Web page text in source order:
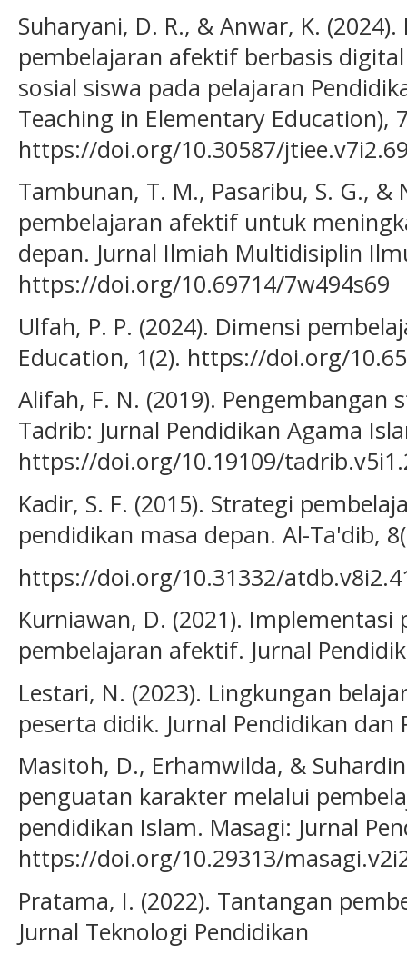
Suharyani, D. R., & Anwar, K.
pembelajaran afektif berbasis
sosial siswa pada pelajaran
Teaching in Elementary Education),
https://doi.org/10.30587/
Tambunan, T. M., Pasaribu, S. G., &
pembelajaran afektif untuk
depan. Jurnal Ilmiah Multidisiplin
https://doi.org/10.69714/7w494s69
Ulfah, P. P. (2024). Dimensi
Education, 1(2). https://doi.org/
Alifah, F. N. (2019).
Tadrib: Jurnal Pendidikan Agama
https://doi.org/10.19109/
Kadir, S. F. (2015). Strategi
pendidikan masa depan. Al-Ta'dib,
https://doi.org/10.31332/
Kurniawan, D. (2021).
pembelajaran afektif. Jurnal
Lestari, N. (2023). Lingkungan
peserta didik. Jurnal Pendidikan dan
Masitoh, D., Erhamwilda, &
penguatan karakter melalui
pendidikan Islam. Masagi: Jurnal
https://doi.org/10.29313/
Pratama, I. (2022). Tantangan
Jurnal Teknologi Pendidikan